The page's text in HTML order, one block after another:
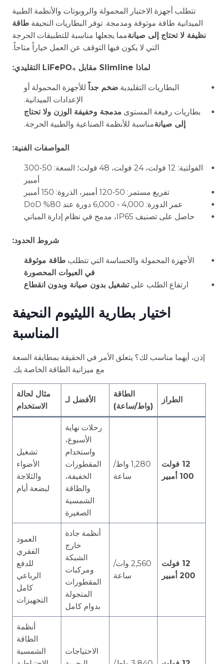
تتطلب أجهزة الاختبار المحمولة والروبوتات والأنظمة الطبية
الميدانية طاقة موثوقة ومدمجة. توفر البطاريات النحيفة طاقة
نظيفة لا تحتاج إلى صيانةمما يجعلها مناسبة للتطبيقات الحرجة
التي لا يكون فيها التوقف عن العمل خياراً متاحاً.
لماذا Slimline مقابل LiFePO₄ التقليدي:
البطاريات التقليدية ضخم جداً للأجهزة المحمولة أو
الإعدادات الميدانية.
بطاريات رفيعة المستوى مدمجة وخفيفة الوزن ولا تحتاج
إلى صيانةمناسبة للأنظمة الصناعية والطبية الحرجة.
المواصفات الفنية:
الفولتية: 12 فولت، 24 فولت، 48 فولت؛ السعة: 50-300
أمبير
تفريغ مستمر: 50-120 أمبير، الذروة: 150 أمبير
عمر الدورة: 4,000 - 6,000 دورة عند 80% DoD
حاصل على تصنيف IP65، مدمج في نظام إدارة المباني
شروط الحدود:
الأجهزة المحمولة والحساسة التي تتطلب طاقة موثوقة
في العبوات المحصورة
ارتفاع الطلب علىتشغيل بدون صيانة وبدون انقطاع
اختيار بطارية الليثيوم النحيفة
المناسبة
إذن، أيهما مناسب لك؟ يتعلق الأمر في الحقيقة بمطابقة السعة
مع ميزانية الطاقة الخاصة بك.
الطراز
الطاقة
(واط/ساعة)
الأفضل لـ
مثال لحالة
الاستخدام
12 فولت
100 أمبير
1,280 واط/
ساعة
رحلات نهاية
الأسبوع،
واستخدام
المقطورات
الخفيفة،
والطاقة
الشمسية
الصغيرة
تشغيل
الأضواء
والثلاجة
لبضعة أيام
12 فولت
200 أمبير
2,560 وات/
ساعة
أنظمة جادة
خارج
الشبكة
ومركبات
المقطورات
المتجولة
بدوام كامل
العمود
الفقري
للدفع
الرباعي
كامل
التجهيزات
الاحتياجات
أنظمة
الطاقة
الشمسية